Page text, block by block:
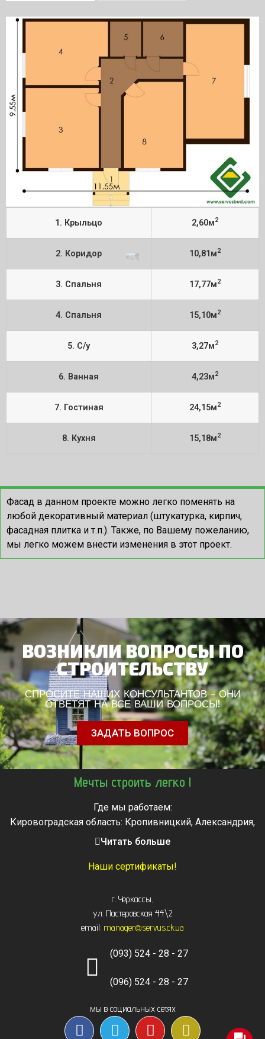
1. Крыльцо 2,60м2
2. Коридор 10,81м2
3. Спальня 17,77м2
4. Спальня 15,10м2
5. С/у 3,27м2
6. Ванная 4,23м2
7. Гостиная 24,15м2
8. Кухня 15,18м2
Фасад в данном проекте можно легко поменять на
любой декоративный материал (штукатурка, кирпич,
фасадная плитка и т.п.). Также, по Вашему пожеланию,
мы легко можем внести изменения в этот проект.
ВОЗНИКЛИ ВОПРОСЫ ПО
СТРОИТЕЛЬСТВУ
СПРОСИТЕ НАШИХ КОНСУЛЬТАНТОВ - ОНИ
ОТВЕТЯТ НА ВСЕ ВАШИ ВОПРОСЫ!
ЗАДАТЬ ВОПРОС
Мечты строить легко !
Где мы работаем:
Кировоградская область: Кропивницкий, Александрия,
Знаменка, Долинская, Новоархангельск, Светловодск
Звенигородка, Золотоноша, Каменка, Канев, Корсунь-
Монастырище, Смела, Тальное, Умань, Христиновка.
Черкассы, Чигирин, Чорнобай, Шпола
Читать больше
Наши сертификаты!
г. Черкассы
ул. Пастеровская 44\2
email: manager@servus.ck.ua
(093) 524 - 28 - 27
(096) 524 - 28 - 27
мы в социальных сетях